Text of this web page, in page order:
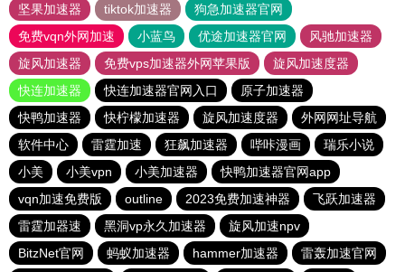
坚果加速器
tiktok加速器
狗急加速器官网
免费vqn外网加速
小蓝鸟 优途加速器官网
风驰加速器
旋风加速器
免费vps加速器外网苹果版
旋风加速度器
快连加速器
快连加速器官网入口
原子加速器
快鸭加速器
快柠檬加速器 旋风加速度器
外网网址导航
软件中心
雷霆加速 狂飙加速器 哔咔漫画
瑞乐小说
小美
小美vpn 小美加速器
快鸭加速器官网app
vqn加速免费版
outline 2023免费加速神器
飞跃加速器
雷霆加器速
黑洞vp永久加速器
旋风加速npv
BitzNet官网
蚂蚁加速器 hammer加速器
雷轰加速官网